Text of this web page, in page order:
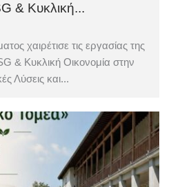
& Κυκλική...
χαιρέτισε τις εργασίας της
& Κυκλική Οικονομία στην
Λύσεις και...